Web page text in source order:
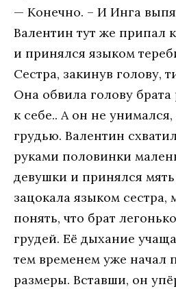
— Конечно. – И Инга
Валентин тут же припал
и принялся языком
Сестра, закинув голову,
Она обвила голову
к себе.. А он не
грудью. Валентин
руками половинки
девушки и принялся
зацокала языком
понять, что брат
грудей. Её дыхание
тем временем уже начал
размеры. Вставши, он